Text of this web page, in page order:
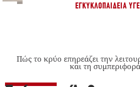
ΕΓΚΥΚΛΟΠΑΊΔΕΙΑ
Πώς το κρύο επηρεάζει την
και τη